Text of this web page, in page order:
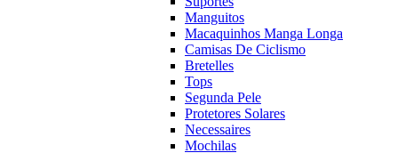
Manguitos
Macaquinhos Manga Longa
Camisas De Ciclismo
Bretelles
Tops
Segunda Pele
Protetores Solares
Necessaires
Mochilas